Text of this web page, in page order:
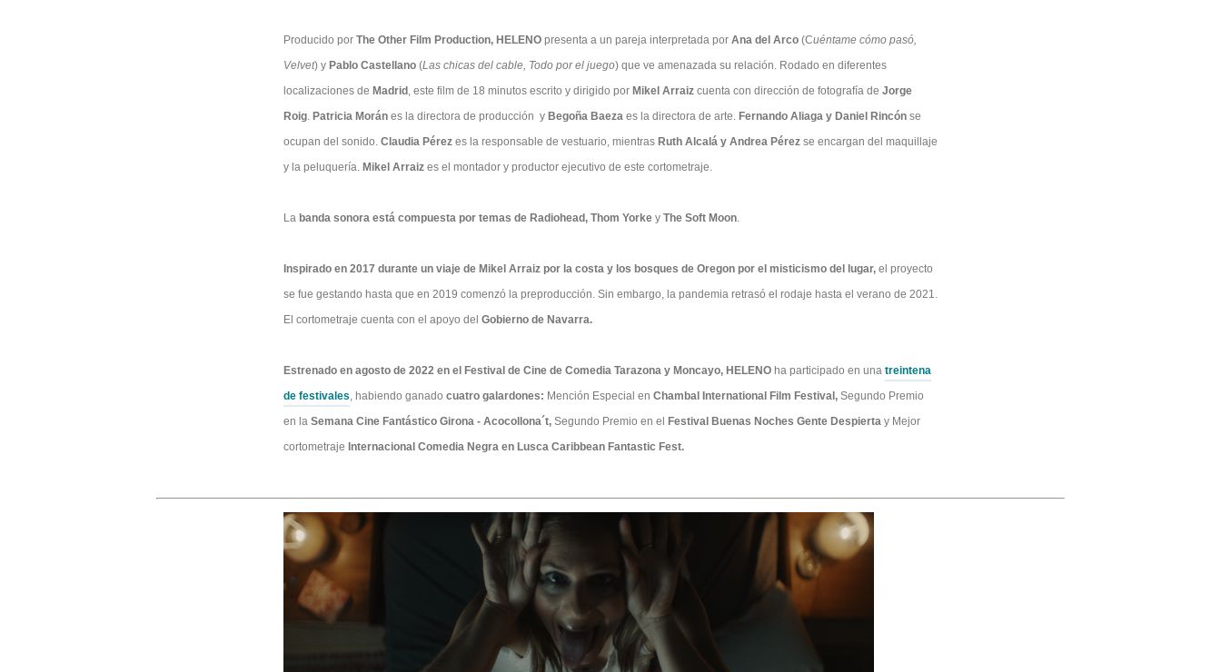
Producido por The Other Film Production, HELENO presenta a un pareja interpretada por Ana del Arco (Cuéntame cómo pasó,
Velvet) y Pablo Castellano (Las chicas del cable, Todo por el juego) que ve amenazada su relación. Rodado en diferentes
localizaciones de Madrid , este film de 18 minutos escrito y dirigido por Mikel Arraiz cuenta con dirección de fotografía de Jorge
Roig. Patricia Morán es la directora de producción y Begoña Baeza es la directora de arte. Fernando Aliaga y Daniel Rincón se
ocupan del sonido. Claudia Pérez es la responsable de vestuario, mientras Ruth Alcalá y Andrea Pérez se encargan del maquillaje
y la peluquería. Mikel Arraiz es el montador y productor ejecutivo de este cortometraje.
La banda sonora está compuesta por temas de Radiohead, Thom Yorke y The Soft Moon.
Inspirado en 2017 durante un viaje de Mikel Arraiz por la costa y los bosques de Oregon por el misticismo del lugar, el proyecto
se fue gestando hasta que en 2019 comenzó la preproducción. Sin embargo, la pandemia retrasó el rodaje hasta el verano de 2021.
El cortometraje cuenta con el apoyo del Gobierno de Navarra.
Estrenado en agosto de 2022 en el Festival de Cine de Comedia Tarazona y Moncayo, HELENO ha participado en una treintena
de festivales, habiendo ganado cuatro galardones: Mención Especial en Chambal International Film Festival, Segundo Premio
en la Semana Cine Fantástico Girona - Acocollona´t, Segundo Premio en el Festival Buenas Noches Gente Despierta y Mejor
cortometraje Internacional Comedia Negra en Lusca Caribbean Fantastic Fest.